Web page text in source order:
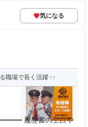
気になる
職場で長く活躍
履歴書の空白や